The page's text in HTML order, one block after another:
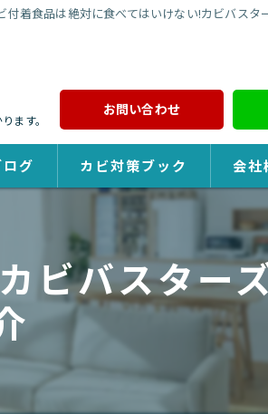
付着食品は絶対に食べてはいけない!カビバスタ
ます。
お問い合わせ
ログ カビ対策ブック 会社
ビバスター